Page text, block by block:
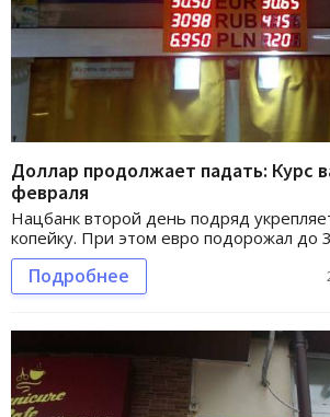
Доллар продолжает падать: Курс
февраля
Нацбанк второй день подряд
копейку. При этом евро подорожал до
Подробнее